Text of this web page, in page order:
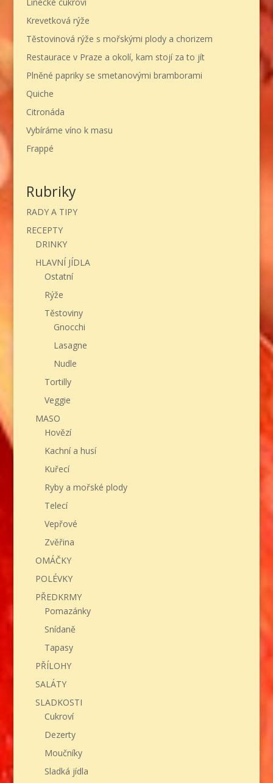
Krevetková rýže
Těstovinová rýže s mořskými plody a chorizem
Restaurace v Praze a okolí, kam stojí za to jít
Plněné papriky se smetanovými bramborami
Quiche
Citronáda
Vybíráme víno k masu
Frappé
Rubriky
RADY A TIPY
RECEPTY
DRINKY
HLAVNÍ JÍDLA
Ostatní
Rýže
Těstoviny
Gnocchi
Lasagne
Nudle
Tortilly
Veggie
MASO
Hovězí
Kachní a husí
Kuřecí
Ryby a mořské plody
Telecí
Vepřové
Zvěřina
OMÁČKY
POLÉVKY
PŘEDKRMY
Pomazánky
Snídaně
Tapasy
PŘÍLOHY
SALÁTY
SLADKOSTI
Cukroví
Dezerty
Moučníky
Sladká jídla